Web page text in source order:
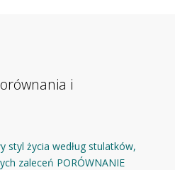
i
styl życia według stulatków,
zaleceń PORÓWNANIE